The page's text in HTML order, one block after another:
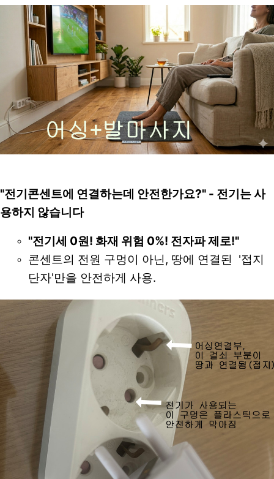
"전기콘센트에 연결하는데 안전한가요?" - 전기는 사
용하지 않습니다
"전기세 0원! 화재 위험 0%! 전자파 제로!"
콘센트의 전원 구멍이 아닌, 땅에 연결된  '접지
단자'만을 안전하게 사용.